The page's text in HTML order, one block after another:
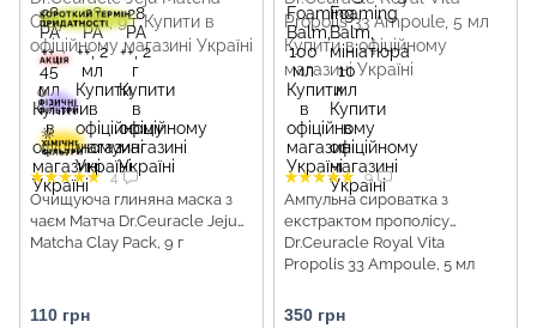
4
Очищуюча глиняна маска з
чаєм Матча Dr.Ceuracle Jeju
Matcha Clay Pack, 9 г
110 грн
9
Ампульна сироватка з
екстрактом прополісу
Dr.Ceuracle Royal Vita
Propolis 33 Ampoule, 5 мл
350 грн